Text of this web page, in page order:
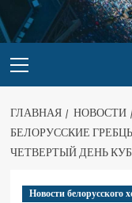
ГЛАВНАЯ НОВОСТИ
БЕЛОРУССКИЕ
ЧЕТВЕРТЫЙ ДЕНЬ
Новости белорусского